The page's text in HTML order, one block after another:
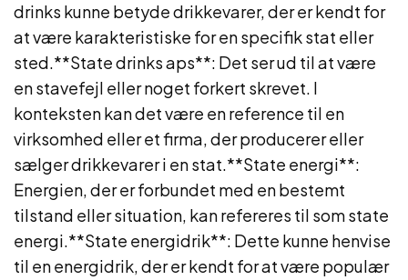
drinks kunne betyde drikkevarer, der er kendt for
at være karakteristiske for en specifik stat eller
sted.**State drinks aps**: Det ser ud til at være
en stavefejl eller noget forkert skrevet. I
konteksten kan det være en reference til en
virksomhed eller et firma, der producerer eller
sælger drikkevarer i en stat.**State energi**:
Energien, der er forbundet med en bestemt
tilstand eller situation, kan refereres til som state
energi.**State energidrik**: Dette kunne henvise
til en energidrik, der er kendt for at være populær